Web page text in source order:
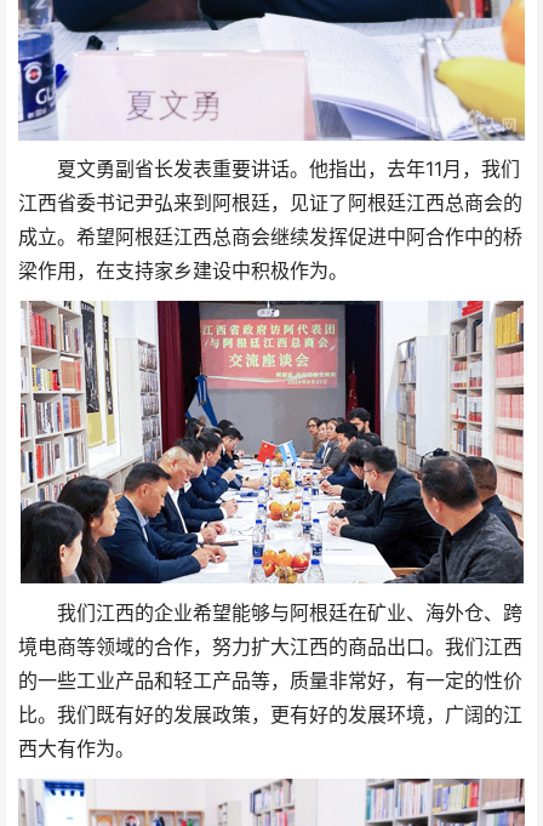
夏文勇副省长发表重要讲话。他指出，去年11月，我们
江西省委书记尹弘来到阿根廷，见证了阿根廷江西总商会的
成立。希望阿根廷江西总商会继续发挥促进中阿合作中的桥
梁作用，在支持家乡建设中积极作为。
我们江西的企业希望能够与阿根廷在矿业、海外仓、跨
境电商等领域的合作，努力扩大江西的商品出口。我们江西
的一些工业产品和轻工产品等，质量非常好，有一定的性价
比。我们既有好的发展政策，更有好的发展环境，广阔的江
西大有作为。